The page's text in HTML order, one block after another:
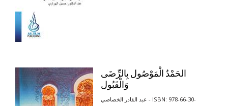
الحَمْدُ الْمَوْصُول بِالرِّضَى
وَالْقَبُول
عبد القادر الخصاصي - ISBN: 978-66-30-